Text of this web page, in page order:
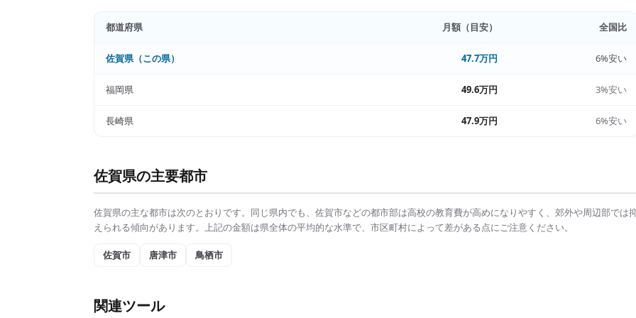
都道府県 月額（目安） 全国比
佐賀県（この県） 47.7万円 6%安い
福岡県 49.6万円 3%安い
長崎県 47.9万円 6%安い
佐賀県の主要都市
佐賀県の主な都市は次のとおりです。同じ県内でも、 佐賀市などの都市部は高校の教育費が高めになりやすく、郊外や周辺部では
えられる傾向があります。上記の金額は県全体の平均的な水準で、市区町村によって差がある点にご注意ください。
佐賀市 唐津市 鳥栖市
関連ツール